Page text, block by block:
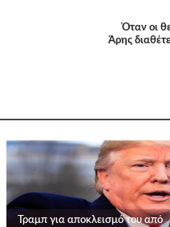
Όταν οι
Άρης
Τραμπ για αποκλεισμό του από